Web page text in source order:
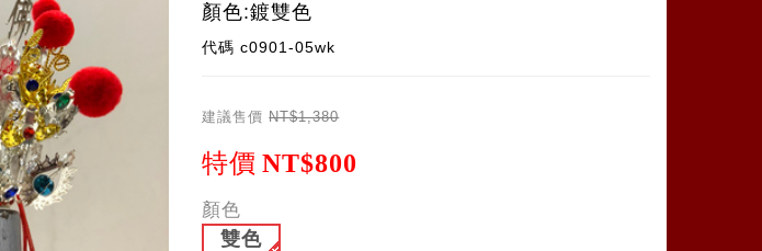
顏色:鍍雙色
代碼c0901-05wk
建議售價 NT$1,380
特價 NT$800
顏色
雙色